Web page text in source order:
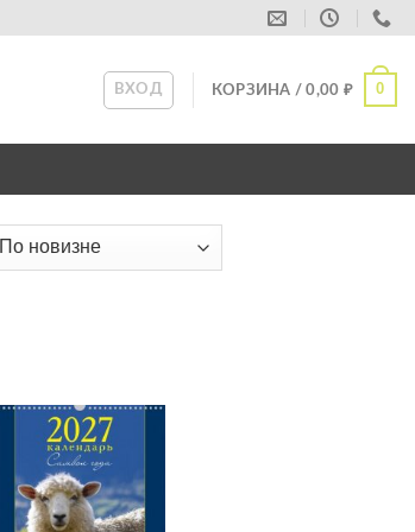
ВХОД КОРЗИНА /0,00 ₽ 0
в список
желаний